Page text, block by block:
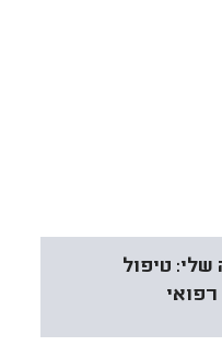
שלי: טיפול